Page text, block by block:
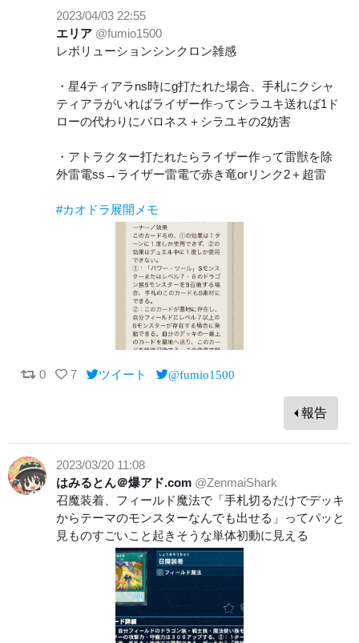
2023/04/03 22:55
エリア @fumio1500
レボリューションシンクロン雑感
・星4ティアラns時にg打たれた場合、手札にクシャ
ティアラがいればライザー作ってシラユキ送れば1ド
ローの代わりにバロネス＋シラユキの2妨害
・アトラクター打たれたらライザー作って雷獣を除
外雷電ss→ライザー雷電で赤き竜orリンク2＋超雷
#カオドラ展開メモ
0 7 ツイート @fumio1500
報告
2023/03/20 11:08
はみるとん＠爆アド.com @ZenmaiShark
召魔装着、フィールド魔法で「手札切るだけでデッキ
からテーマのモンスターなんでも出せる」ってパッと
見ものすごいこと起きそうな単体初動に見える